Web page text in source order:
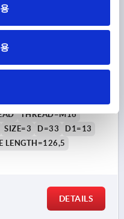
THREAD=M16
SIZE=3 D=33
D1=13
LENGTH=126,5
DETAILS